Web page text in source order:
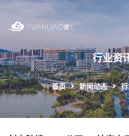
行业资
首页 新闻动态